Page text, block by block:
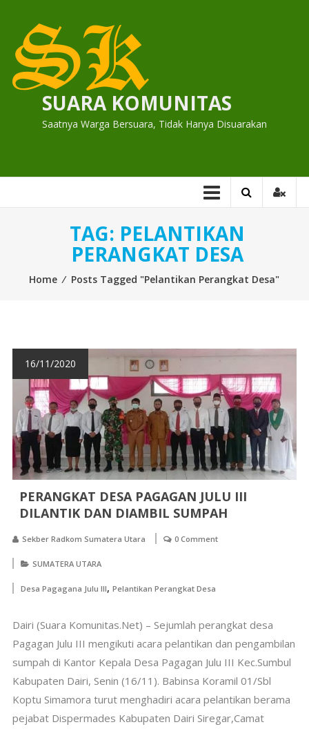
content
SUARA KOMUNITAS
Saatnya Warga Bersuara, Tidak Hanya Disuarakan
TAG: PELANTIKAN
PERANGKAT DESA
Home ⁄ Posts Tagged "Pelantikan Perangkat Desa"
16/11/2020
PERANGKAT DESA PAGAGAN JULU III
DILANTIK DAN DIAMBIL SUMPAH
Sekber Radkom Sumatera Utara 0 Comment
SUMATERA UTARA
Desa Pagagana Julu III, Pelantikan Perangkat Desa
Dairi (Suara Komunitas.Net) – Sejumlah perangkat desa
Pagagan Julu III mengikuti acara pelantikan dan pengambilan
sumpah di Kantor Kepala Desa Pagagan Julu III Kec.Sumbul
Kabupaten Dairi, Senin (16/11). Babinsa Koramil 01/Sbl
Koptu Simamora turut menghadiri acara pelantikan berama
pejabat Dispermades Kabupaten Dairi Siregar,Camat